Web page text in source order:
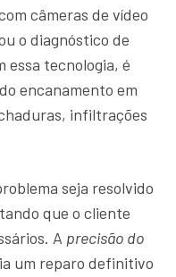
câmeras de vídeo
o diagnóstico de
essa tecnologia, é
encanamento em
infiltrações
seja resolvido
que o cliente
A precisão do
um reparo definitivo